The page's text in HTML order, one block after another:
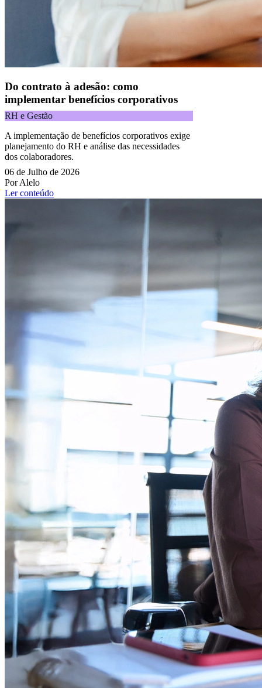
Do contrato à adesão: como
implementar benefícios corporativos
RH e Gestão
A implementação de benefícios corporativos exige
planejamento do RH e análise das necessidades
dos colaboradores.
06 de Julho de 2026
Por Alelo
Ler conteúdo